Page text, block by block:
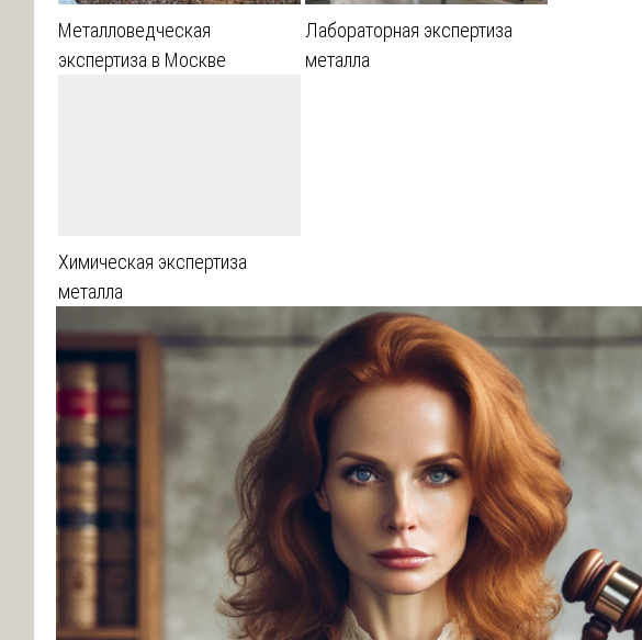
Металловедческая
экспертиза в Москве
Лабораторная экспертиза
металла
Химическая экспертиза
металла